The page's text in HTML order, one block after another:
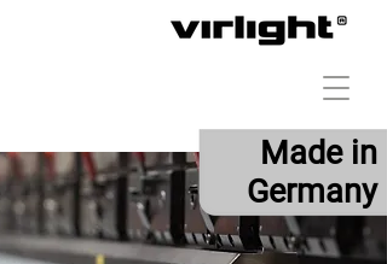
Made in
Germany